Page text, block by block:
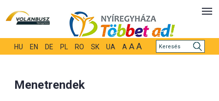
HU EN DE PL RO SK UA A A A
Menetrendek